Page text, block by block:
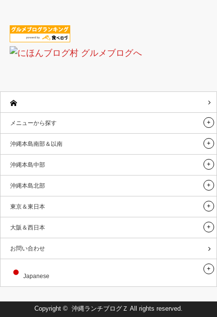
メニューから探す
沖縄本島南部＆以南
沖縄本島中部
沖縄本島北部
東京＆東日本
大阪＆西日本
お問い合わせ
Japanese
Copyright © 沖縄ランチブログＺ All rights reserved.